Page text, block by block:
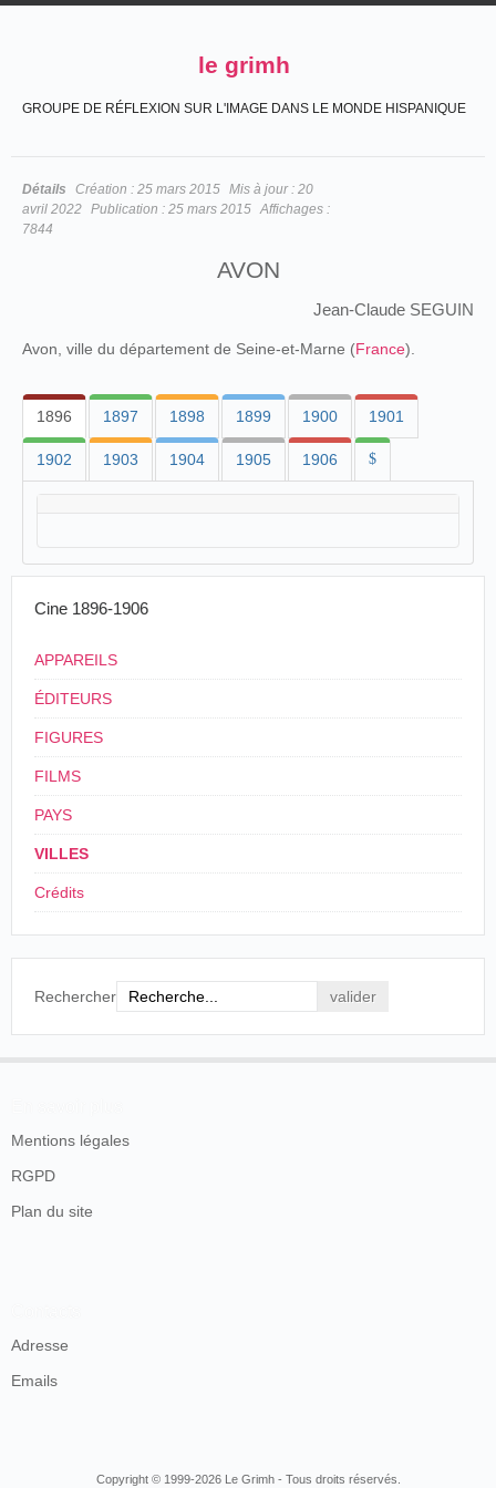
le grimh
GROUPE DE RÉFLEXION SUR L'IMAGE DANS LE MONDE HISPANIQUE
Détails Création : 25 mars 2015 Mis à jour : 20
avril 2022 Publication : 25 mars 2015 Affichages :
7844
AVON
Jean-Claude SEGUIN
Avon, ville du département de Seine-et-Marne (France).
1896 1897 1898 1899 1900 1901
1902 1903 1904 1905 1906 $
Cine 1896-1906
APPAREILS
ÉDITEURS
FIGURES
FILMS
PAYS
VILLES
Crédits
Rechercher
Mentions légales
RGPD
Plan du site
Adresse
Emails
Copyright © 1999-2026 Le Grimh - Tous droits réservés.